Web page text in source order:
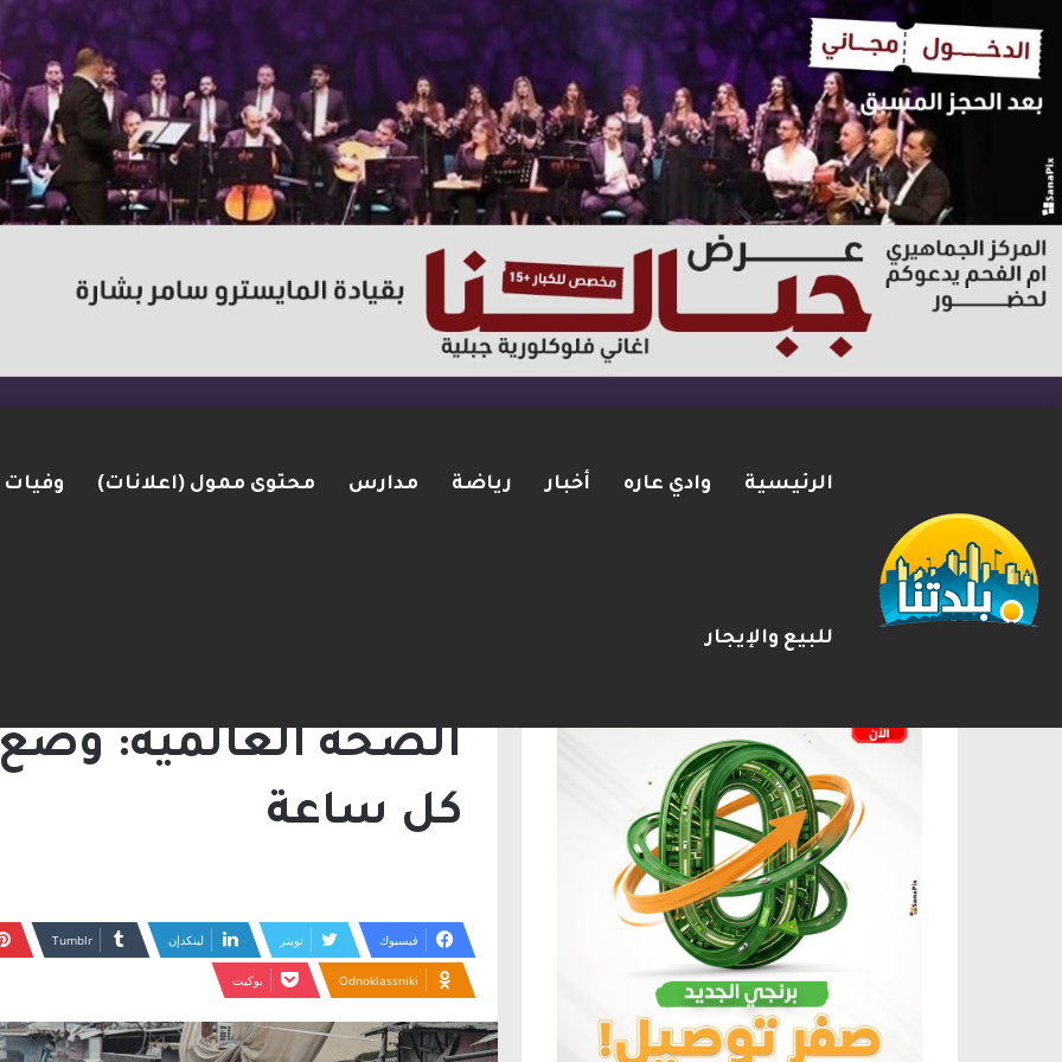
الرئيسية وادي عاره أخبار رياضة مدارس محتوى ممول (اعلانات) وفيات
للبيع والإيجار
ترامب: أشارك شخصيًا في مفاوضات مضيق هرمز.. والاتفاق قد يُنجز قريبًا
الصحة العالمية:
كل ساعة
فيسبوك تويتر لينكدإن
Odnoklassniki بوكيت
الإعلانات